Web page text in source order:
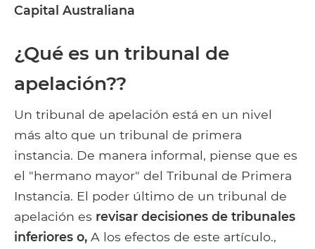
Capital Australiana
¿Qué es un tribunal de
apelación??
Un tribunal de apelación está en un nivel
más alto que un tribunal de primera
instancia. De manera informal, piense que es
el "hermano mayor" del Tribunal de Primera
Instancia. El poder último de un tribunal de
apelación es revisar decisiones de tribunales
inferiores o, A los efectos de este artículo.,